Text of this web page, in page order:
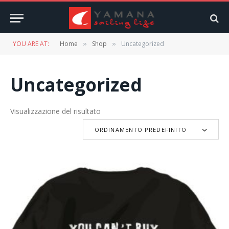
YOU ARE AT: Home » Shop » Uncategorized
Uncategorized
Visualizzazione del risultato
ORDINAMENTO PREDEFINITO